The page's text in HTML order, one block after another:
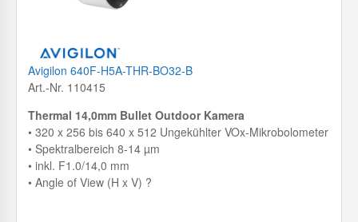
Avigilon 640F-H5A-THR-BO32-B
Art.-Nr. 110415
Thermal 14,0mm Bullet Outdoor Kamera
• 320 x 256 bis 640 x 512 Ungekühlter VOx-Mikrobolometer
• Spektralbereich 8-14 µm
• inkl. F1.0/14,0 mm
• Angle of View (H x V) ?